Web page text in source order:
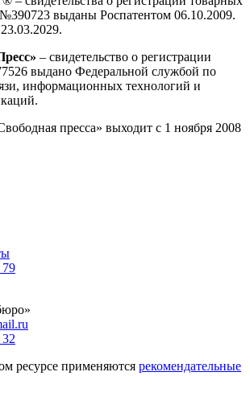
выданы Роспатентом 06.10.2009.
– свидетельство о регистрации
выдано Федеральной службой по
информационных технологий и
пресса» выходит с 1 ноября 2008
79
ресурсе применяются рекомендательные